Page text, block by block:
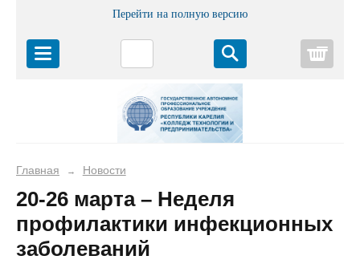
Перейти на полную версию
Главная → Новости
20-26 марта – Неделя
профилактики инфекционных
заболеваний